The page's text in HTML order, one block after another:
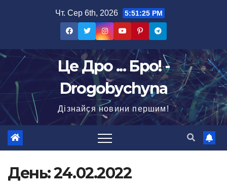
Чт. Сер 6th, 2026 5:51:26 PM
Це Дро ... Бро! -
Drogobychyna
Дізнайся новини першим!
День:24.02.2022